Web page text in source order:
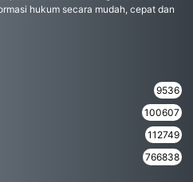
hukum secara mudah, cepat dan
9536
100607
112749
766838